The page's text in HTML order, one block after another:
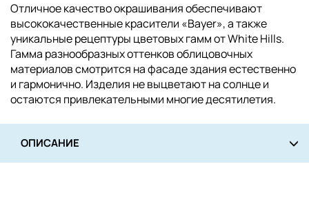
Отличное качество окрашивания обеспечивают
высококачественные красители «Bayer», а также
уникальные рецептуры цветовых гамм от White Hills.
Гамма разнообразных оттенков облицовочных
материалов смотрится на фасаде здания естественно
и гармонично. Изделия не выцветают на солнце и
остаются привлекательными многие десятилетия.
ОПИСАНИЕ